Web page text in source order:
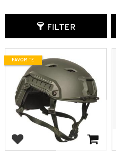
FILTER
Add to favorites
FAVORITE